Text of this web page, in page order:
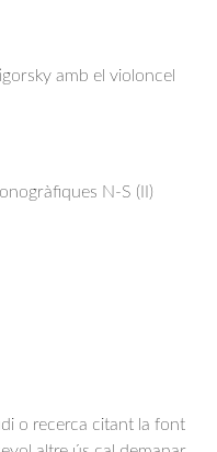
amb el violoncel
N-S (II)
o recerca citant la font